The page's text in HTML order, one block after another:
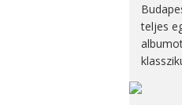
teljes